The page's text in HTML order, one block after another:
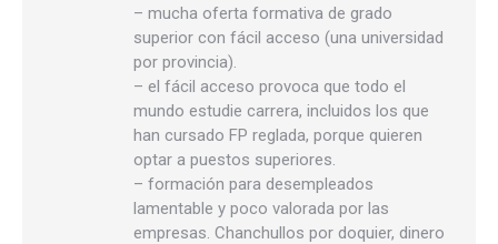
– mucha oferta formativa de grado
superior con fácil acceso (una universidad
por provincia).
– el fácil acceso provoca que todo el
mundo estudie carrera, incluidos los que
han cursado FP reglada, porque quieren
optar a puestos superiores.
– formación para desempleados
lamentable y poco valorada por las
empresas. Chanchullos por doquier, dinero